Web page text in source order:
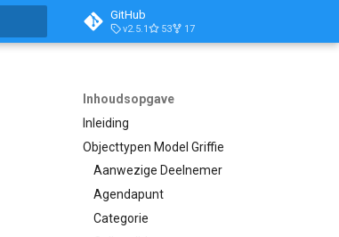
GitHub
v2.5.1 53 17
Inhoudsopgave
Inleiding
Objecttypen Model Griffie
Aanwezige Deelnemer
Agendapunt
Categorie